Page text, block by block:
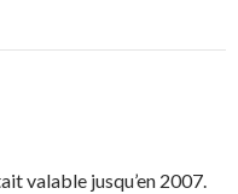
valable jusqu’en 2007.